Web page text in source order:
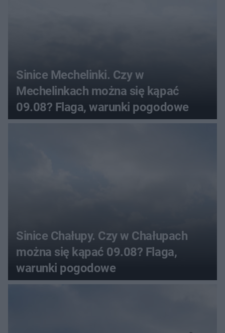
Sinice Mechelinki. Czy w
Mechelinkach można się kąpać
09.08? Flaga, warunki pogodowe
Sinice Chałupy. Czy w Chałupach
można się kąpać 09.08? Flaga,
warunki pogodowe